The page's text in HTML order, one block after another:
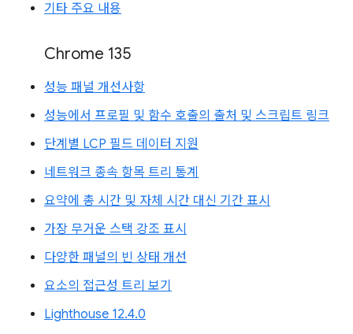
기타 주요 내용
Chrome 135
성능 패널 개선사항
성능에서 프로필 및 함수 호출의 출처 및 스크립트 링크
단계별 LCP 필드 데이터 지원
네트워크 종속 항목 트리 통계
요약에 총 시간 및 자체 시간 대신 기간 표시
가장 무거운 스택 강조 표시
다양한 패널의 빈 상태 개선
요소의 접근성 트리 보기
Lighthouse 12.4.0